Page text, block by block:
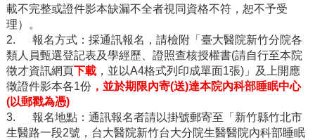
載不完整或證件影本缺漏不全者視同資格不符，恕不予受
理）。
2.報名方式：採通訊報名，請檢附「臺大醫院新竹分院各
類人員甄選登記表及學經歷、證照查核授權書(請自行至本院
徵才資訊網頁下載 ，並以A4格式列印成單面1張) 」及上開應
徵證件影本各1份 ，並於期限內寄(送)達本院內科部睡眠中心
(以郵戳為憑)
3.報名地點：通訊報名者請以掛號郵寄至「新竹縣竹北市
生醫路一段2號，台大醫院新竹台大分院生醫醫院內科部睡眠